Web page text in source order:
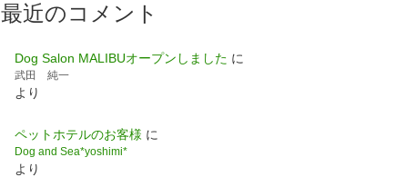
最近のコメント
Dog Salon MALIBUオープンしました に
武田 純一
より
ペットホテルのお客様 に
Dog and Sea*yoshimi*
より